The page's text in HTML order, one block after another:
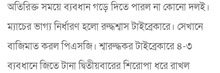
অতিরিক্ত সময়ে ব‍্যবধান গড়ে দিতে পারল না কোনো দলই।
ম‍্যাচের ভাগ‍্য নির্ধারণ হলো রুদ্ধশ্বাস টাইব্রেকারে। সেখানে
বাজিমাত করল পিএসজি। শ্বারুদ্ধকর টাইব্রেকারে ৪-৩
ব‍্যবধানে জিতে টানা দ্বিতীয়বারের শিরোপা ধরে রাখল